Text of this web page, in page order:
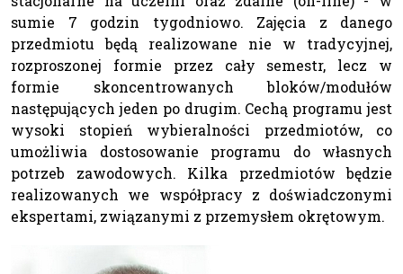
sumie 7 godzin tygodniowo. Zajęcia z danego
przedmiotu będą realizowane nie w tradycyjnej,
rozproszonej formie przez cały semestr, lecz w
formie skoncentrowanych bloków/modułów
następujących jeden po drugim. Cechą programu jest
wysoki stopień wybieralności przedmiotów, co
umożliwia dostosowanie programu do własnych
potrzeb zawodowych. Kilka przedmiotów będzie
realizowanych we współpracy z doświadczonymi
ekspertami, związanymi z przemysłem okrętowym.